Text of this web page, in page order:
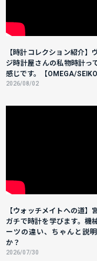
【時計コレクション紹介】
ジ時計屋さんの私物時計っ
感じです。【OMEGA/SEIKO
2026/08/02
【ウォッチメイトへの道】
ガチで時計を学びます。機
ーツの違い、ちゃんと説
か？
2026/07/30